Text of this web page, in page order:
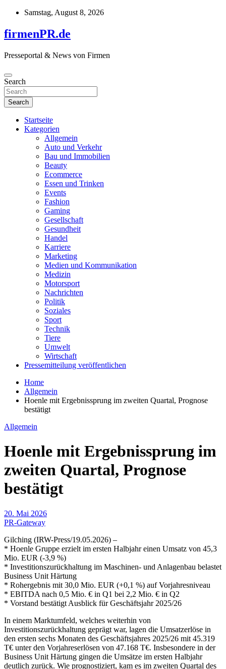
Skip
content
Samstag, August 8, 2026
firmenPR.de
Presseportal & News von Firmen
Search
Search
Startseite
Kategorien
Allgemein
Auto und Verkehr
Bau und Immobilien
Beauty
Ecommerce
Essen und Trinken
Events
Fashion
Gaming
Gesellschaft
Gesundheit
Handel
Karriere
Marketing
Medien und Kommunikation
Medizin
Motorsport
Nachrichten
Politik
Soziales
Sport
Technik
Tiere
Umwelt
Wirtschaft
Pressemitteilung veröffentlichen
Home
Allgemein
Hoenle mit Ergebnissprung im zweiten Quartal, Prognose
bestätigt
Allgemein
Hoenle mit Ergebnissprung im
zweiten Quartal, Prognose
bestätigt
20. Mai 2026
PR-Gateway
Gilching (IRW-Press/19.05.2026) –
* Hoenle Gruppe erzielt im ersten Halbjahr einen Umsatz von 45,3
Mio. EUR (-3,9 %)
* Investitionszurückhaltung im Maschinen- und Anlagenbau belastet
Business Unit Härtung
* Rohergebnis mit 30,0 Mio. EUR (+0,1 %) auf Vorjahresniveau
* EBITDA nach 0,5 Mio. € in Q1 bei 2,2 Mio. € in Q2
* Vorstand bestätigt Ausblick für Geschäftsjahr 2025/26
In einem Marktumfeld, welches weiterhin von
Investitionszurückhaltung geprägt war, lagen die Umsatzerlöse in
den ersten sechs Monaten des Geschäftsjahres 2025/26 mit 45.319
T€ unter den Vorjahreserlösen von 47.168 T€. Insbesondere in der
Business Unit Härtung gingen die Umsätze im ersten Halbjahr
deutlich zurück. Wie prognostiziert, kam es im zweiten Quartal des